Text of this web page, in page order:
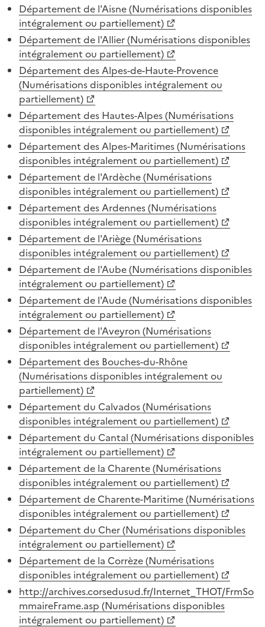
Département de l'Aisne (Numérisations disponibles
intégralement ou partiellement)
Département de l'Allier (Numérisations disponibles
intégralement ou partiellement)
Département des Alpes-de-Haute-Provence
(Numérisations disponibles intégralement ou
partiellement)
Département des Hautes-Alpes (Numérisations
disponibles intégralement ou partiellement)
Département des Alpes-Maritimes (Numérisations
disponibles intégralement ou partiellement)
Département de l'Ardèche (Numérisations
disponibles intégralement ou partiellement)
Département des Ardennes (Numérisations
disponibles intégralement ou partiellement)
Département de l'Ariège (Numérisations
disponibles intégralement ou partiellement)
Département de l'Aube (Numérisations disponibles
intégralement ou partiellement)
Département de l'Aude (Numérisations disponibles
intégralement ou partiellement)
Département de l'Aveyron (Numérisations
disponibles intégralement ou partiellement)
Département des Bouches-du-Rhône
(Numérisations disponibles intégralement ou
partiellement)
Département du Calvados (Numérisations
disponibles intégralement ou partiellement)
Département du Cantal (Numérisations disponibles
intégralement ou partiellement)
Département de la Charente (Numérisations
disponibles intégralement ou partiellement)
Département de Charente-Maritime (Numérisations
disponibles intégralement ou partiellement)
Département du Cher (Numérisations disponibles
intégralement ou partiellement)
Département de la Corrèze (Numérisations
disponibles intégralement ou partiellement)
http://archives.corsedusud.fr/Internet_THOT/FrmSo
mmaireFrame.asp (Numérisations disponibles
intégralement ou partiellement)